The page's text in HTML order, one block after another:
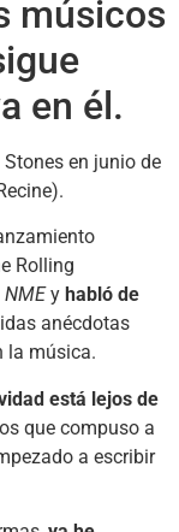
músicos
en él.
Rolling
NMEy habló de
anécdotas
la música.
está lejos de
que compuso a
a escribir